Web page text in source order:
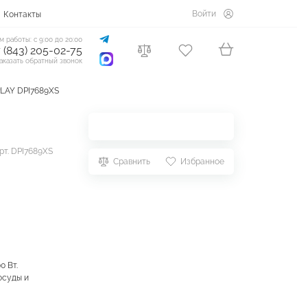
Контакты Войти
работы: с 9:00 до 20:00
(843) 205-02-75
обратный звонок
DPI7689XS
DPI7689XS
Сравнить
Избранное
Вт.
и